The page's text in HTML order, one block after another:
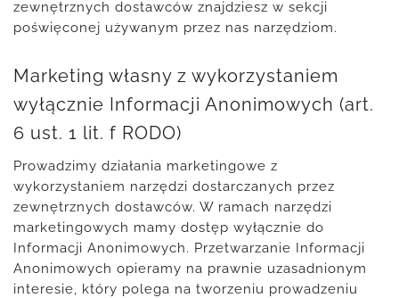
zewnętrznych dostawców znajdziesz w sekcji
poświęconej używanym przez nas narzędziom.
Marketing własny z wykorzystaniem
wyłącznie Informacji Anonimowych (art.
6 ust. 1 lit. f RODO)
Prowadzimy działania marketingowe z
wykorzystaniem narzędzi dostarczanych przez
zewnętrznych dostawców. W ramach narzędzi
marketingowych mamy dostęp wyłącznie do
Informacji Anonimowych. Przetwarzanie Informacji
Anonimowych opieramy na prawnie uzasadnionym
interesie, który polega na tworzeniu prowadzeniu